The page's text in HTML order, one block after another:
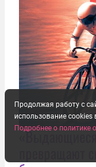
«Выдающиеся
превращают
Продолжая работу с
использование cookies
Подробнее о политике